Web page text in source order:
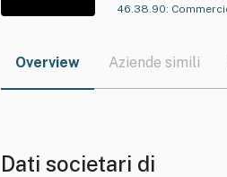
46.38.90:
Overview Aziende simili
Dati societari di